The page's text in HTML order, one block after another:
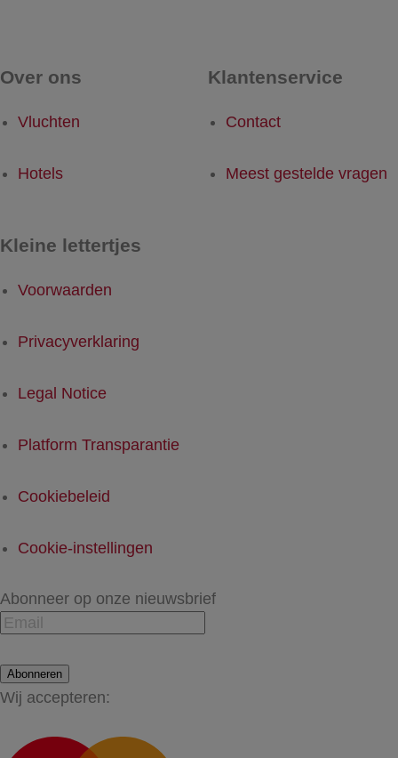
Over ons
Vluchten
Hotels
Klantenservice
Contact
Meest gestelde vragen
Kleine lettertjes
Voorwaarden
Privacyverklaring
Legal Notice
Platform Transparantie
Cookiebeleid
Cookie-instellingen
Abonneer op onze nieuwsbrief
Abonneren
Wij accepteren: